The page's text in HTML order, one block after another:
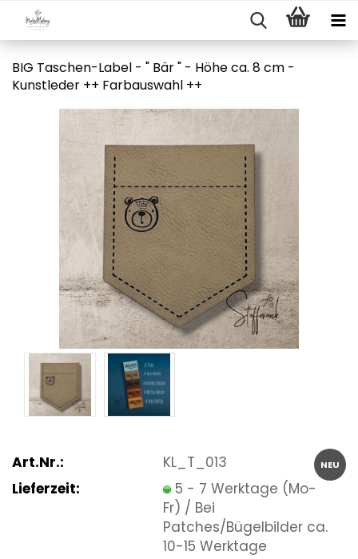
BIG Taschen-Label - " Bär " - Höhe ca. 8 cm -
Kunstleder ++ Farbauswahl ++
NEU
Art.Nr.:
KL_T_013
Lieferzeit:
5 - 7 Werktage (Mo-
Fr) / Bei
Patches/Bügelbilder ca.
10-15 Werktage